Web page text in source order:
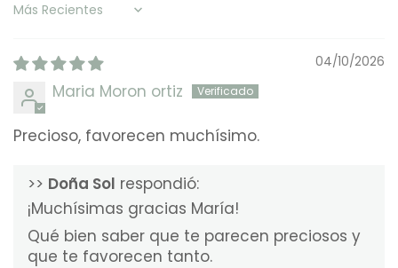
Sort by
04/10/2026
Maria Moron ortiz
Precioso, favorecen muchísimo.
>> Doña Sol respondió:
¡Muchísimas gracias María!
Qué bien saber que te parecen preciosos y
que te favorecen tanto.